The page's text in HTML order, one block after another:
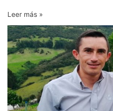
Leer más »
Importancia
del
balance
hormonal
en
cultivos
ornamentales